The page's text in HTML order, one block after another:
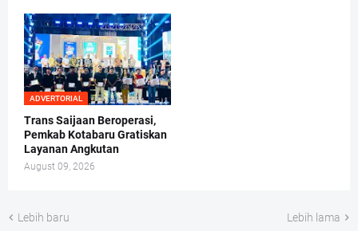
ADVERTORIAL
Trans Saijaan Beroperasi,
Pemkab Kotabaru Gratiskan
Layanan Angkutan
August 09, 2026
Lebih baru Lebih lama